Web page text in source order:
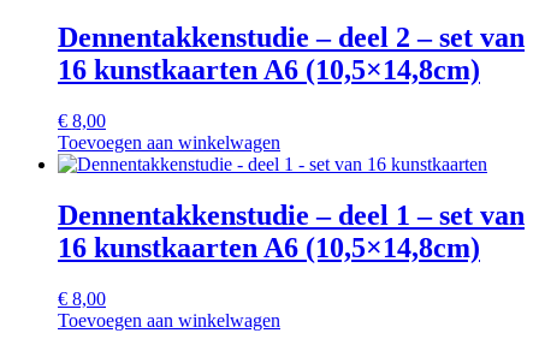
Dennentakkenstudie – deel 2 – set van
16 kunstkaarten A6 (10,5×14,8cm)
€ 8,00
Toevoegen aan winkelwagen
Dennentakkenstudie – deel 1 – set van
16 kunstkaarten A6 (10,5×14,8cm)
€ 8,00
Toevoegen aan winkelwagen